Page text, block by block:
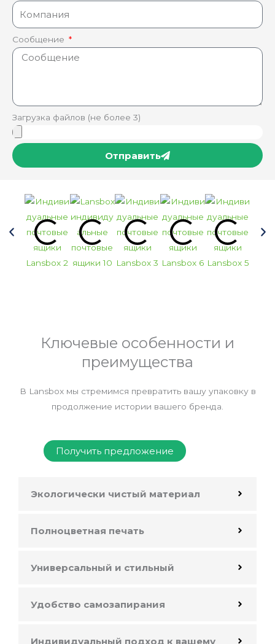
Сообщение
Загрузка файлов (не более 3)
Отправить
Ключевые особенности и
преимущества
В Lansbox мы стремимся превратить вашу упаковку в
продолжение истории вашего бренда.
Получить предложение
Экологически чистый материал
Полноцветная печать
Универсальный и стильный
Удобство самозапирания
Индивидуальный подход к вашему